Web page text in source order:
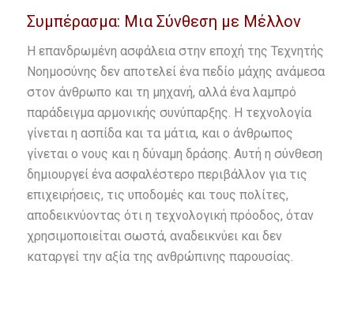
Συμπέρασμα: Μια Σύνθεση με Μέλλον
Η επανδρωμένη ασφάλεια στην εποχή της Τεχνητής
Νοημοσύνης δεν αποτελεί ένα πεδίο μάχης ανάμεσα
στον άνθρωπο και τη μηχανή, αλλά ένα λαμπρό
παράδειγμα αρμονικής συνύπαρξης. Η τεχνολογία
γίνεται η ασπίδα και τα μάτια, και ο άνθρωπος
γίνεται ο νους και η δύναμη δράσης. Αυτή η σύνθεση
δημιουργεί ένα ασφαλέστερο περιβάλλον για τις
επιχειρήσεις, τις υποδομές και τους πολίτες,
αποδεικνύοντας ότι η τεχνολογική πρόοδος, όταν
χρησιμοποιείται σωστά, αναδεικνύει και δεν
καταργεί την αξία της ανθρώπινης παρουσίας.